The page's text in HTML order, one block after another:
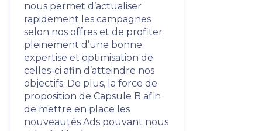
nous permet d’actualiser
rapidement les campagnes
selon nos offres et de profiter
pleinement d’une bonne
expertise et optimisation de
celles-ci afin d’atteindre nos
objectifs. De plus, la force de
proposition de Capsule B afin
de mettre en place les
nouveautés Ads pouvant nous